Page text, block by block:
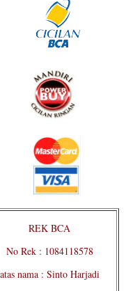
REK BCA
No Rek : 1084118578
atas nama : Sinto Harjadi